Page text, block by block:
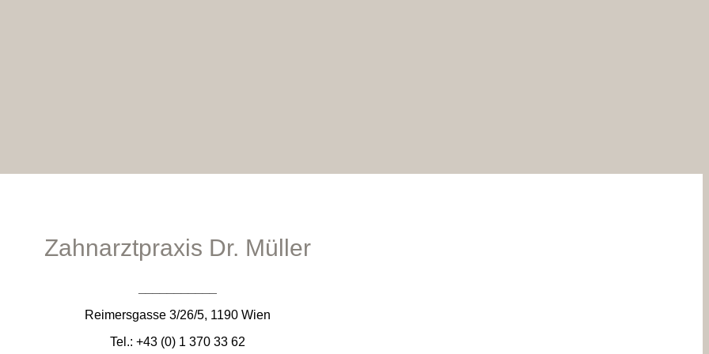
Zahnarztpraxis Dr. Müller
Reimersgasse 3/26/5, 1190 Wien
Tel.: +43 (0) 1 370 33 62